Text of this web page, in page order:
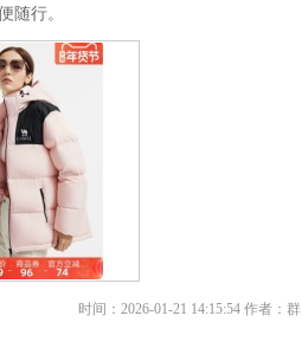
随行。
时间：2026-01-21 14:15:54 作者：群